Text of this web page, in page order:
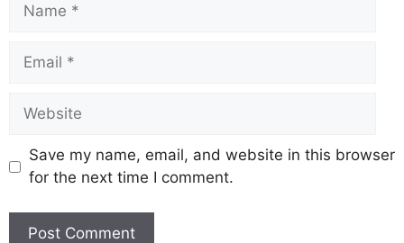
Save my name, email, and website in this browser
for the next time I comment.